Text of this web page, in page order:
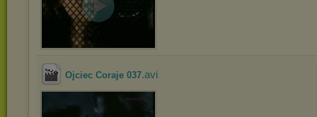
Ojciec Coraje 037.avi